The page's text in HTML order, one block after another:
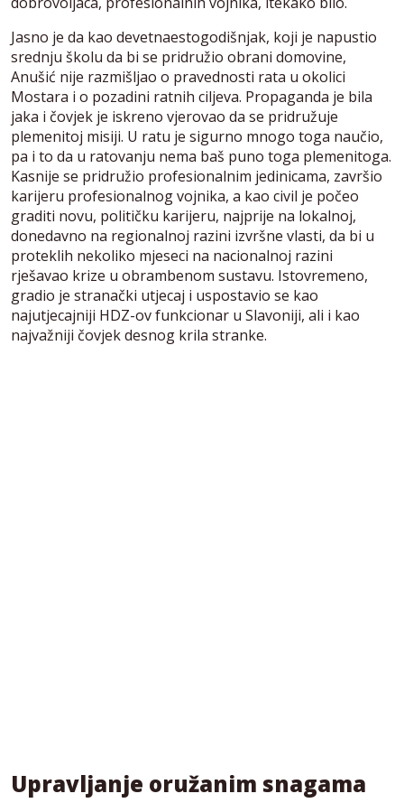
Jasno je da kao devetnaestogodišnjak, koji je napustio
srednju školu da bi se pridružio obrani domovine,
Anušić nije razmišljao o pravednosti rata u okolici
Mostara i o pozadini ratnih ciljeva. Propaganda je bila
jaka i čovjek je iskreno vjerovao da se pridružuje
plemenitoj misiji. U ratu je sigurno mnogo toga naučio,
pa i to da u ratovanju nema baš puno toga plemenitoga.
Kasnije se pridružio profesionalnim jedinicama, završio
karijeru profesionalnog vojnika, a kao civil je počeo
graditi novu, političku karijeru, najprije na lokalnoj,
donedavno na regionalnoj razini izvršne vlasti, da bi u
proteklih nekoliko mjeseci na nacionalnoj razini
rješavao krize u obrambenom sustavu. Istovremeno,
gradio je stranački utjecaj i uspostavio se kao
najutjecajniji HDZ-ov funkcionar u Slavoniji, ali i kao
najvažniji čovjek desnog krila stranke.
Upravljanje oružanim snagama